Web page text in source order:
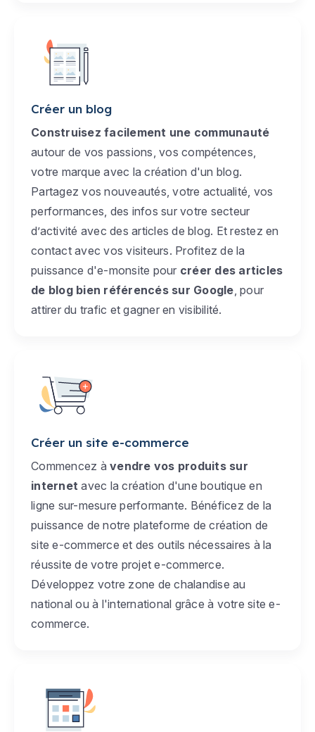
Créer un blog
Construisez facilement une communauté
autour de vos passions, vos compétences,
votre marque avec la création d'un blog.
Partagez vos nouveautés, votre actualité, vos
performances, des infos sur votre secteur
d’activité avec des articles de blog. Et restez en
contact avec vos visiteurs. Profitez de la
puissance d'e-monsite pour créer des articles
de blog bien référencés sur Google , pour
attirer du trafic et gagner en visibilité.
Créer un site e-commerce
Commencez à vendre vos produits sur
internet avec la création d'une boutique en
ligne sur-mesure performante. Bénéficez de la
puissance de notre plateforme de création de
site e-commerce et des outils nécessaires à la
réussite de votre projet e-commerce.
Développez votre zone de chalandise au
national ou à l'international grâce à votre site e-
commerce.